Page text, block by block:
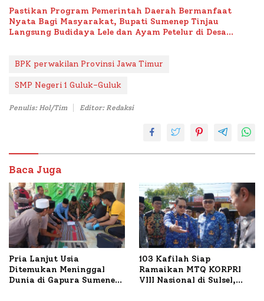
Pastikan Program Pemerintah Daerah Bermanfaat
Nyata Bagi Masyarakat, Bupati Sumenep Tinjau
Langsung Budidaya Lele dan Ayam Petelur di Desa
BPK perwakilan Provinsi Jawa Timur
SMP Negeri 1 Guluk-Guluk
Penulis: Hol/Tim Editor: Redaksi
Baca Juga
Pria Lanjut Usia
Ditemukan Meninggal
Dunia di Gapura Sumenep,
103 Kafilah Siap
Ramaikan MTQ KORPRI
VIII Nasional di Sulsel,